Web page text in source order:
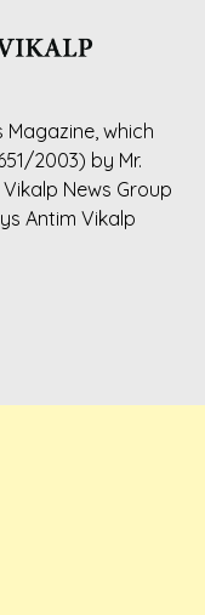
which
2003) by Mr.
News Group
Antim Vikalp